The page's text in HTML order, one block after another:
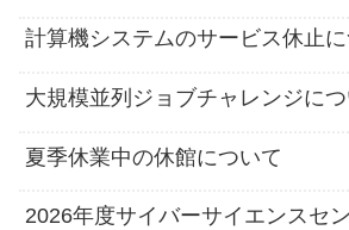
計算機システムのサービス休止
大規模並列ジョブチャレンジに
夏季休業中の休館について
2026年度サイバーサイエンスセ